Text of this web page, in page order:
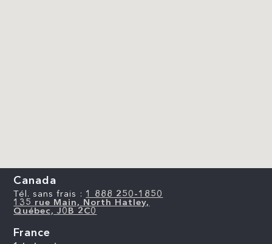
Canada
Tél. sans frais : 1 888 250-1850
135 rue Main, North Hatley,
Québec, J0B 2C0
France